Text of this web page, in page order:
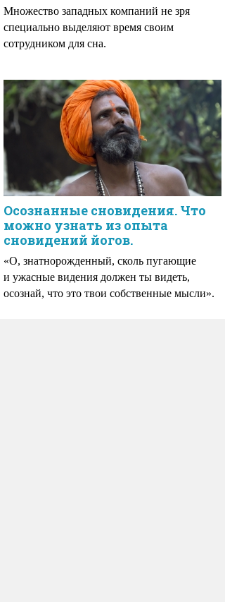
Множество западных компаний не зря
специально выделяют время своим
сотрудником для сна.
Осознанные сновидения. Что
можно узнать из опыта
сновидений йогов.
«О, знатнорожденный, сколь пугающие
и ужасные видения должен ты видеть,
осознай, что это твои собственные мысли».